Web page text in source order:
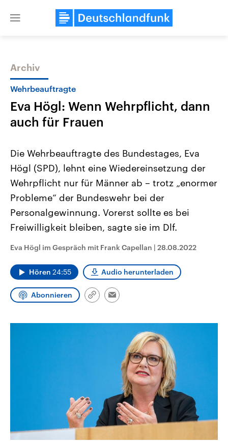
Close
Themen
Landtagswahl Sachsen-Anhalt
2026
Alle Informationen
Sachsen-Anhalt wählt am 6.
September 2026 einen neuen
Landtag. Seit 2021 wird das
Bundesland von einer Koalition aus
CDU, SPD und FDP regiert.-
Umfragen, Prognosen,
Wahlprogramme, aktuelle Berichte
und Kandidaten der anstehenden
Wahl.
USA
Aktuelle Beiträge,
Hintergründe
Wirtschaftlich und
gehören die Vereinigten
den mächtigsten Ländern
mit großem Einfluss auf
Archiv
Wehrbeauftragte
Eva Högl: Wenn Wehrpflicht, dann
auch für Frauen
Die Wehrbeauftragte des Bundestages, Eva
Högl (SPD), lehnt eine Wiedereinsetzung der
Wehrpflicht nur für Männer ab – trotz „enormer
Probleme“ der Bundeswehr bei der
Personalgewinnung. Vorerst sollte es bei
Freiwilligkeit bleiben, sagte sie im Dlf.
Eva Högl im Gespräch mit Frank Capellan | 28.08.2022
Hören 24:55 Audio herunterladen
Abonnieren
Link
Email